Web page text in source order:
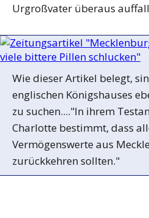
Urgroßvater überaus
Wie dieser Artikel belegt,
englischen Königshauses
zu suchen...."In ihrem
Charlotte bestimmt, dass
Vermögenswerte aus
zurückkehren sollten."